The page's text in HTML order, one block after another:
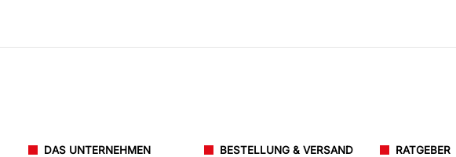
DAS UNTERNEHMEN BESTELLUNG & VERSAND RATGEBER